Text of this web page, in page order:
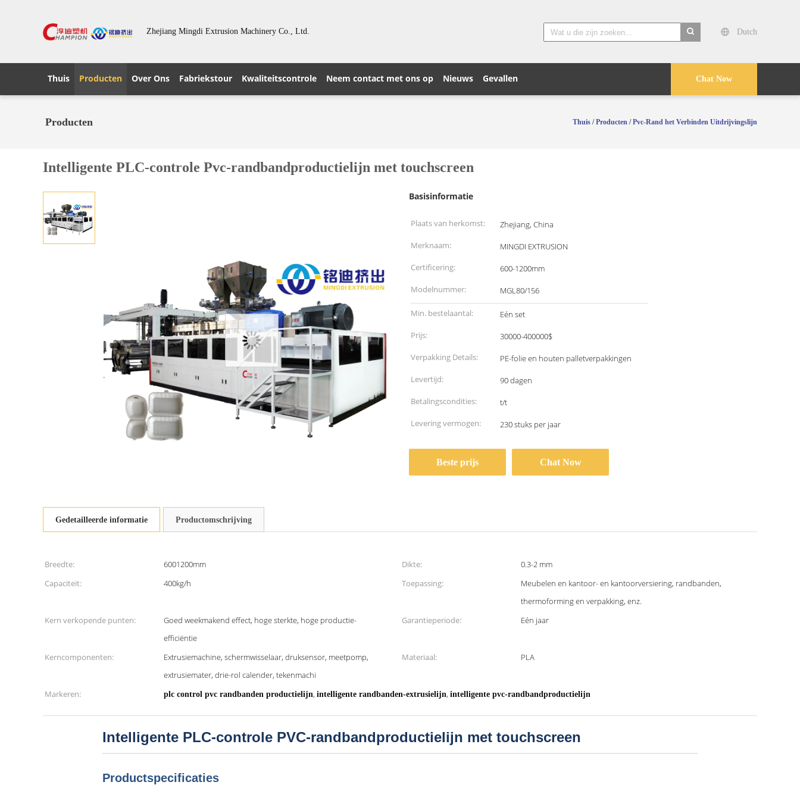
Zhejiang Mingdi Extrusion Machinery Co., Ltd.
Dutch
Chat Now
Thuis Producten Over Ons Fabriekstour Kwaliteitscontrole Neem contact met ons op Nieuws Gevallen
Producten Thuis /Producten /Pvc-Rand het Verbinden Uitdrijvingslijn
Intelligente PLC-controle Pvc-randbandproductielijn met touchscreen
Basisinformatie
Plaats van herkomst:
Zhejiang, China
Merknaam:
MINGDI EXTRUSION
Certificering:
600-1200mm
Modelnummer:
MGL80/156
Min. bestelaantal:
Eén set
Prijs:
30000-400000$
Verpakking Details:
PE-folie en houten palletverpakkingen
Levertijd:
90 dagen
Betalingscondities:
t/t
Levering vermogen:
230 stuks per jaar
Beste prijs Chat Now
Gedetailleerde informatie Productomschrijving
Breedte: 6001200mm Dikte:
0.3-2 mm
Capaciteit:
400kg/h Toepassing:
Meubelen en kantoor- en kantoorversiering, randbanden,
thermoforming en verpakking, enz.
Kern verkopende punten:
Goed weekmakend effect, hoge sterkte, hoge productie-
efficiëntie
Garantieperiode: Eén jaar
Kerncomponenten:
Extrusiemachine, schermwisselaar, druksensor, meetpomp,
extrusiemater, drie-rol calender, tekenmachi
Materiaal: PLA
Markeren: plc control pvc randbanden productielijn, intelligente randbanden-extrusielijn, intelligente pvc-randbandproductielijn
Intelligente PLC-controle PVC-randbandproductielijn met touchscreen
Productspecificaties